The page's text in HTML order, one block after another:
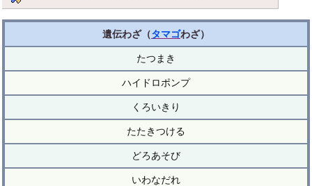
遺伝わざ（タマゴわざ）
たつまき
ハイドロポンプ
くろいきり
たたきつける
どろあそび
いわなだれ